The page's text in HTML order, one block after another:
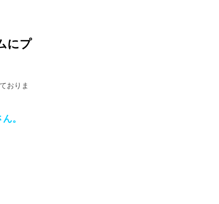
にプ
おりま
。